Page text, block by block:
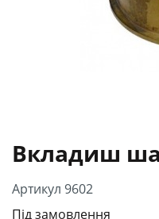
Вкладиш
Артикул 9602
Під замовлення